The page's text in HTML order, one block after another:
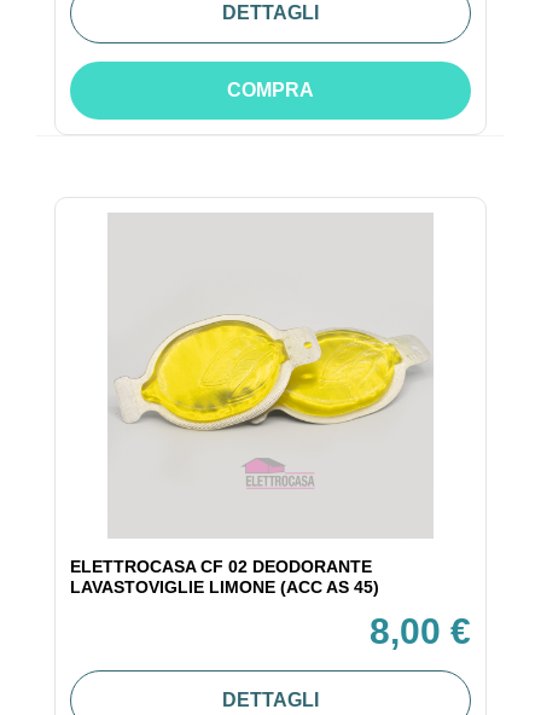
DETTAGLI
COMPRA
ELETTROCASA CF 02 DEODORANTE
LAVASTOVIGLIE LIMONE (ACC AS 45)
8,00 €
DETTAGLI